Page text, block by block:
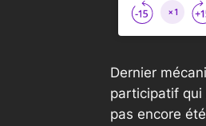
Dernier
participatif qui
pas encore été